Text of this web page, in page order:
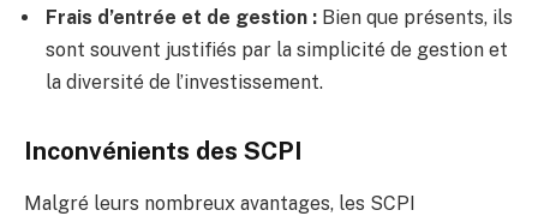
Frais d’entrée et de gestion : Bien que présents, ils
sont souvent justifiés par la simplicité de gestion et
la diversité de l’investissement.
Inconvénients des SCPI
Malgré leurs nombreux avantages, les SCPI